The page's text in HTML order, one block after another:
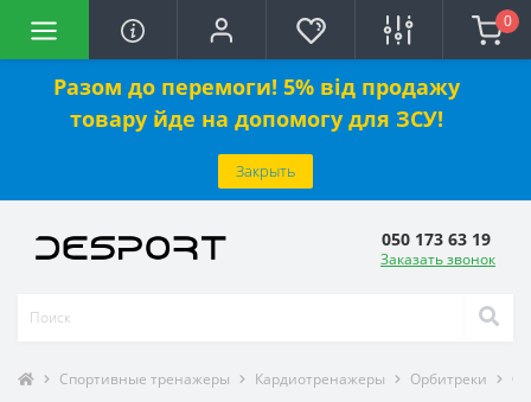
Разом до перемоги! 5% від продажу
товару йде на допомогу для ЗСУ!
Закрыть
0
050 173 63 19
Заказать звонок
Спортивные тренажеры Кардиотренажеры Орбитреки